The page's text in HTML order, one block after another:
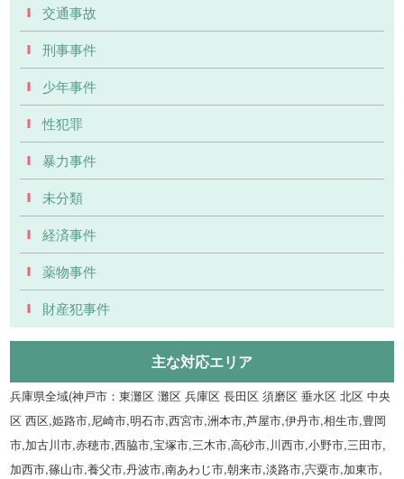
交通事故
刑事事件
少年事件
性犯罪
暴力事件
未分類
経済事件
薬物事件
財産犯事件
主な対応エリア
兵庫県全域(神戸市：東灘区 灘区 兵庫区 長田区 須磨区 垂水区 北区 中央
区 西区,姫路市,尼崎市,明石市,西宮市,洲本市,芦屋市,伊丹市,相生市,豊岡
市,加古川市,赤穂市,西脇市,宝塚市,三木市,高砂市,川西市,小野市,三田市,
加西市,篠山市,養父市,丹波市,南あわじ市,朝来市,淡路市,宍粟市,加東市,